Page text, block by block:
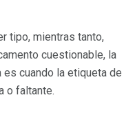
tipo, mientras tanto,
cuestionable, la
cuando la etiqueta de
o faltante.